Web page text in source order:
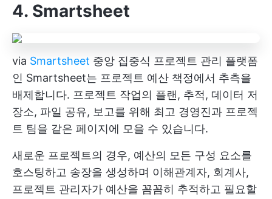
4. Smartsheet
via Smartsheet 중앙 집중식 프로젝트 관리 플랫폼
인 Smartsheet는 프로젝트 예산 책정에서 추측을
배제합니다. 프로젝트 작업의 플랜, 추적, 데이터 저
장소, 파일 공유, 보고를 위해 최고 경영진과 프로젝
트 팀을 같은 페이지에 모을 수 있습니다.
새로운 프로젝트의 경우, 예산의 모든 구성 요소를
호스팅하고 송장을 생성하며 이해관계자, 회계사,
프로젝트 관리자가 예산을 꼼꼼히 추적하고 필요할